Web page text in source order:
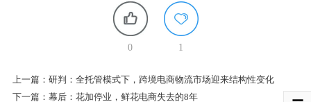
0 1
上一篇： 研判：全托管模式下，跨境电商物流市场迎来结构性变化
下一篇： 幕后：花加停业，鲜花电商失去的8年